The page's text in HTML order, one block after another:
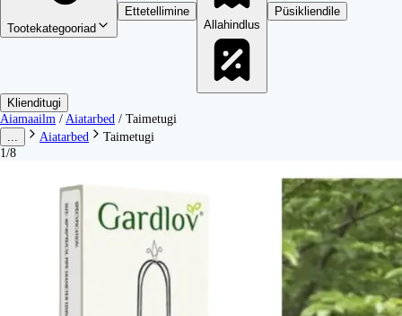
Tootekategooriad
Ettetellimine
Allahindlus
Püsikliendile
Klienditugi
Aiamaailm / Aiatarbed / Taimetugi
Aiatarbed
Taimetugi
1/8